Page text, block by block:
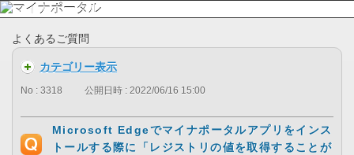
よくあるご質問
カテゴリー表示
No : 3318 公開日時 : 2022/06/16 15:00
Microsoft Edgeでマイナポータルアプリをインス
トールする際に「レジストリの値を取得することが